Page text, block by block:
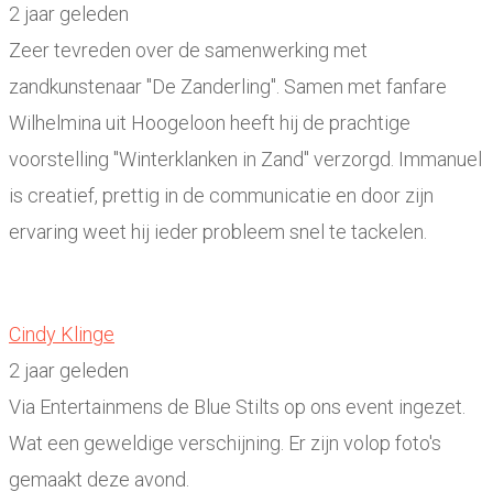
2 jaar geleden
Zeer tevreden over de samenwerking met
zandkunstenaar "De Zanderling". Samen met fanfare
Wilhelmina uit Hoogeloon heeft hij de prachtige
voorstelling "Winterklanken in Zand" verzorgd. Immanuel
is creatief, prettig in de communicatie en door zijn
ervaring weet hij ieder probleem snel te tackelen.
Cindy Klinge
2 jaar geleden
Via Entertainmens de Blue Stilts op ons event ingezet.
Wat een geweldige verschijning. Er zijn volop foto's
gemaakt deze avond.